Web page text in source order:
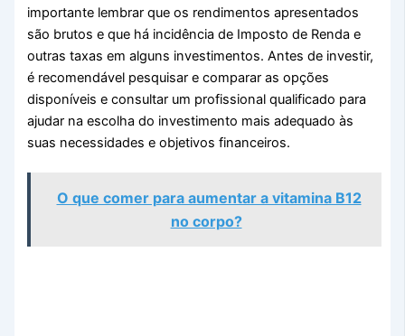
importante lembrar que os rendimentos apresentados
são brutos e que há incidência de Imposto de Renda e
outras taxas em alguns investimentos. Antes de investir,
é recomendável pesquisar e comparar as opções
disponíveis e consultar um profissional qualificado para
ajudar na escolha do investimento mais adequado às
suas necessidades e objetivos financeiros.
O que comer para aumentar a vitamina B12
no corpo?